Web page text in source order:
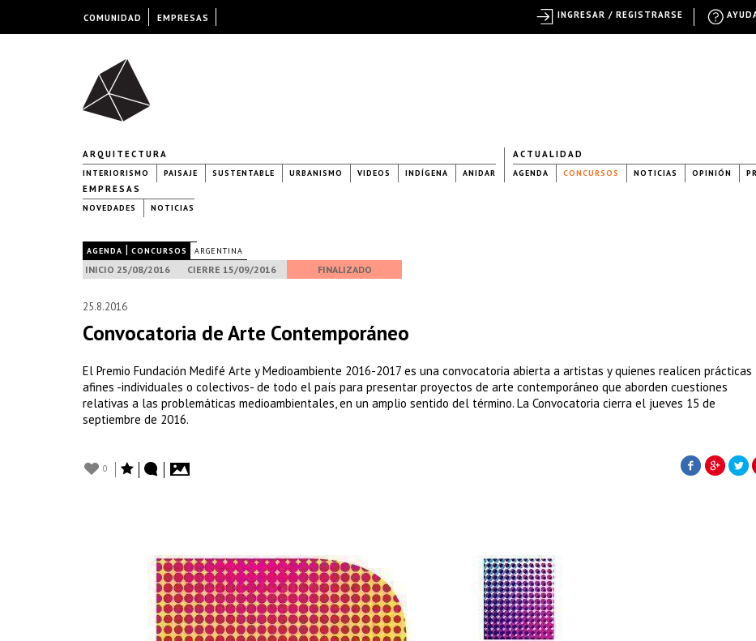
ARQUITECTURA
INTERIORISMO PAISAJE SUSTENTABLE URBANISMO VIDEOS INDÍGENA ANIDAR
ACTUALIDAD
AGENDA CONCURSOS NOTICIAS OPINIÓN
EMPRESAS
NOVEDADES NOTICIAS
AGENDA | CONCURSOS ARGENTINA
INICIO 25/08/2016 CIERRE 15/09/2016 FINALIZADO
25.8.2016
Convocatoria de Arte Contemporáneo
El Premio Fundación Medifé Arte y Medioambiente 2016-2017 es una convocatoria abierta a artistas y quienes realicen prácticas
afines -individuales o colectivos- de todo el país para presentar proyectos de arte contemporáneo que aborden cuestiones
relativas a las problemáticas medioambientales, en un amplio sentido del término. La Convocatoria cierra el jueves 15 de
septiembre de 2016.
0
COMUNIDAD EMPRESAS INGRESAR / REGISTRARSE